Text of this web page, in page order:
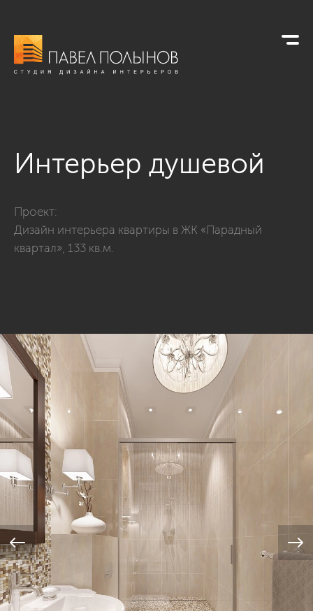
Интерьер душевой
Проект:
Дизайн интерьера квартиры в ЖК «Парадный
квартал», 133 кв.м.